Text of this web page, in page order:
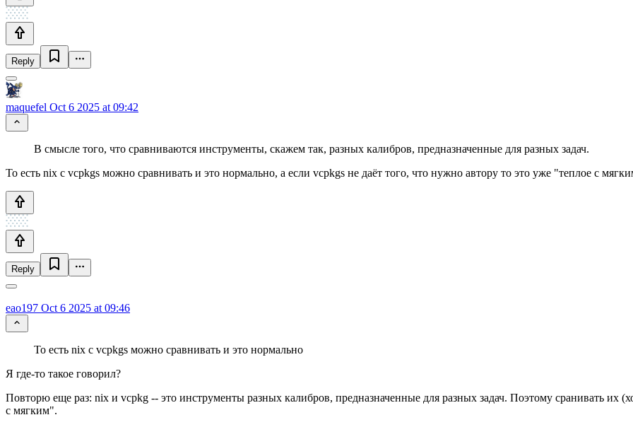
Reply
maquefel Oct 6 2025 at 09:42
В смысле того, что сравниваются инструменты, скажем так, разных калибров, предназначенные для разных задач.
То есть nix с vcpkgs можно сравнивать и это нормально, а если vcpkgs не даёт того, что нужно автору то это уже "теплое с
Reply
eao197 Oct 6 2025 at 09:46
То есть nix с vcpkgs можно сравнивать и это нормально
Я где-то такое говорил?
Повторю еще раз: nix и vcpkg -- это инструменты разных калибров, предназначенные для разных задач. Поэтому сранивать их
с мягким".